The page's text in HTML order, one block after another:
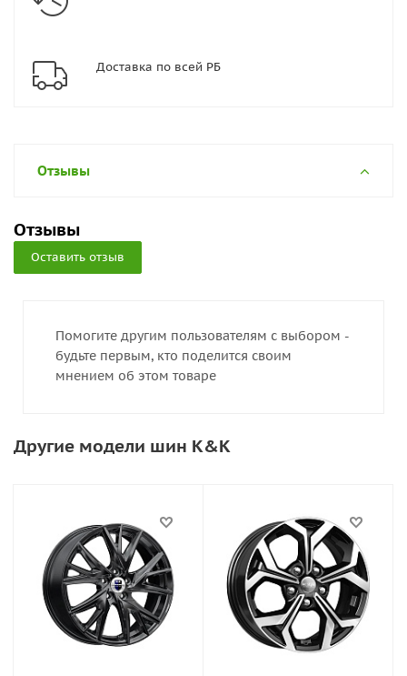
Доставка по всей РБ
Отзывы
Отзывы
Оставить отзыв
Помогите другим пользователям с выбором -
будьте первым, кто поделится своим
мнением об этом товаре
Другие модели шин K&K